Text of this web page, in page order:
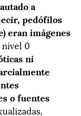
a
pedófilos
eran imágenes
nivel 0
ni
o fuentes